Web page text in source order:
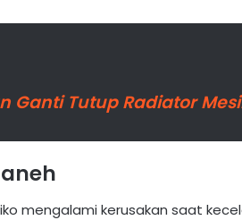
Ganti Tutup Radiator
mengalami kerusakan saat